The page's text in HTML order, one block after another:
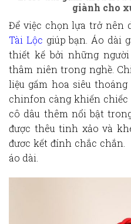
giành cho
Để việc chọn lựa trở nên
Tài Lộc giúp bạn. Áo dài
thiết kế bởi những
thâm niên trong nghề.
liệu gấm hoa siêu
chinfon càng khiến
cô dâu thêm nổi bật
được thêu tinh xảo và
đươc kết đính chắc
áo dài.